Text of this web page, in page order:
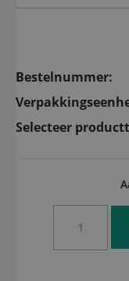
Bestelnummer:
Selecteer